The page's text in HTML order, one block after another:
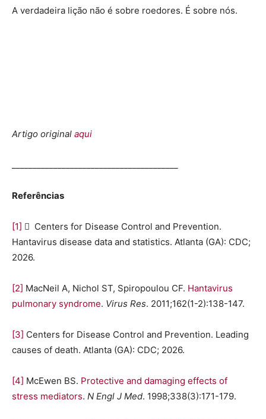
A verdadeira lição não é sobre roedores. É sobre nós.
Artigo original aqui
Referências
[1]  Centers for Disease Control and Prevention.
Hantavirus disease data and statistics. Atlanta (GA): CDC;
2026.
[2] MacNeil A, Nichol ST, Spiropoulou CF. Hantavirus
pulmonary syndrome. Virus Res. 2011;162(1-2):138-147.
[3] Centers for Disease Control and Prevention. Leading
causes of death. Atlanta (GA): CDC; 2026.
[4] McEwen BS. Protective and damaging effects of
stress mediators. N Engl J Med. 1998;338(3):171-179.